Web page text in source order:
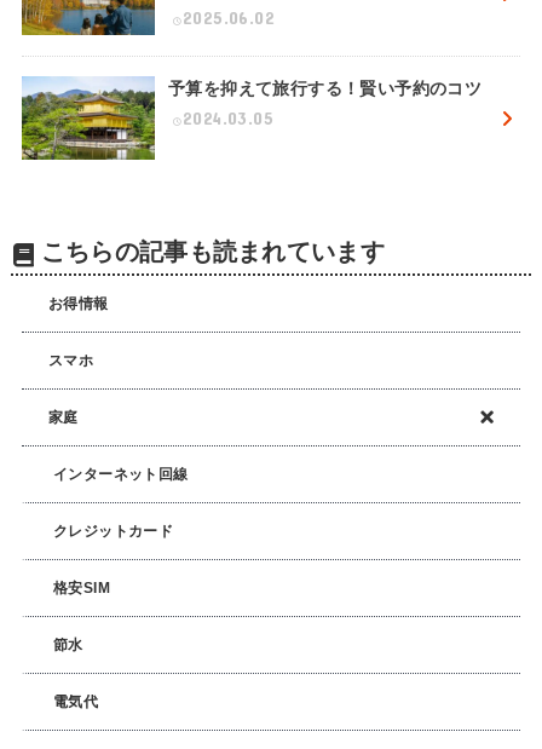
2025.06.02
予算を抑えて旅行する！賢い予約のコツ
2024.03.05
こちらの記事も読まれています
お得情報
スマホ
家庭
インターネット回線
クレジットカード
格安SIM
節水
電気代